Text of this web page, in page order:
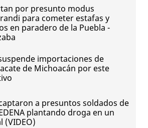
por presunto modus
para cometer estafas y
en paradero de la Puebla -
importaciones de
de Michoacán por este
a presuntos soldados de
plantando droga en un
(VIDEO)